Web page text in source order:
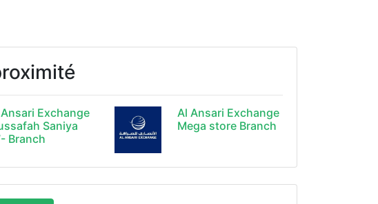
Exchange
Saniya
Branch
Al Ansari Exchange
Mega store Branch